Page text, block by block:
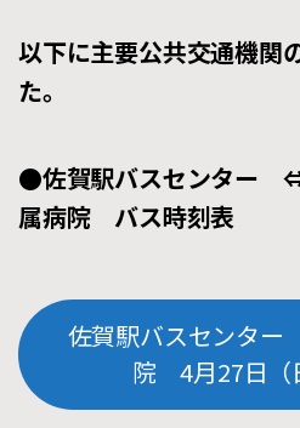
以下に主要公共交通機関
た。
●佐賀駅バスセンター
属病院 バス時刻表
佐賀駅バスセンタ
院 4月27日（